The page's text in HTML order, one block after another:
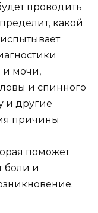
проводить
какой
и мочи,
и спинного
и другие
причины
поможет
боли и